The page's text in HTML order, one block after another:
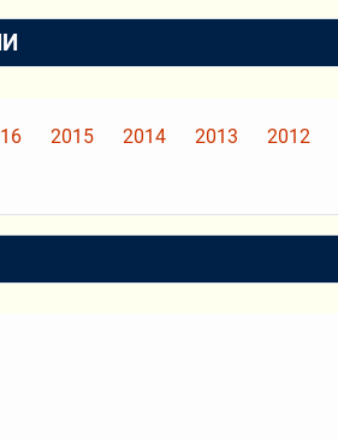
2015 2014 2013 2012